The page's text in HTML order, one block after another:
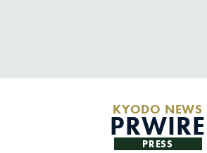
KYODO NEWS
PRWIRE
PRESS